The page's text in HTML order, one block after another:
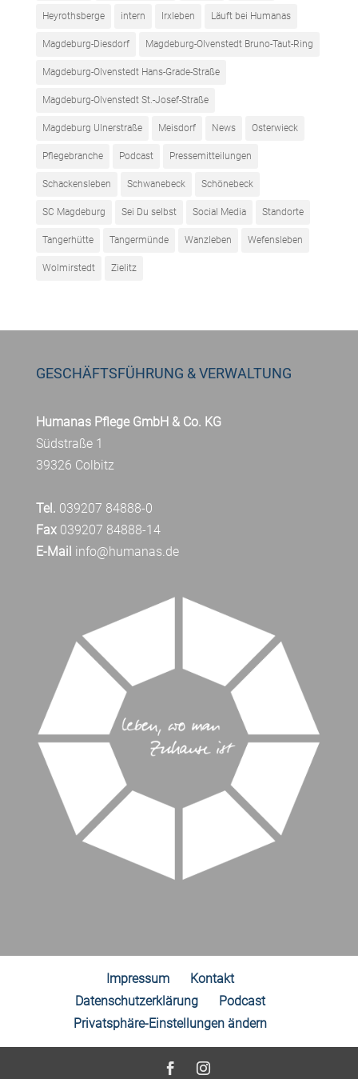
Heyrothsberge intern Irxleben Läuft bei Humanas
Magdeburg-Diesdorf Magdeburg-Olvenstedt Bruno-Taut-Ring
Magdeburg-Olvenstedt Hans-Grade-Straße
Magdeburg-Olvenstedt St.-Josef-Straße
Magdeburg Ulnerstraße Meisdorf News Osterwieck
Pflegebranche Podcast Pressemitteilungen
Schackensleben Schwanebeck Schönebeck
SC Magdeburg Sei Du selbst Social Media Standorte
Tangerhütte Tangermünde Wanzleben Wefensleben
Wolmirstedt Zielitz
GESCHÄFTSFÜHRUNG & VERWALTUNG
Humanas Pflege GmbH & Co. KG
Südstraße 1
39326 Colbitz
Tel. 039207 84888-0
Fax039207 84888-14
E-Mail info@humanas.de
Impressum
Kontakt
Datenschutzerklärung
Podcast
Privatsphäre-Einstellungen ändern